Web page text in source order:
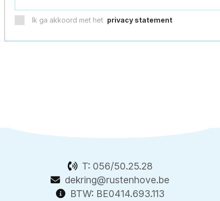
Ik ga akkoord met het privacy statement
T: 056/50.25.28
dekring@rustenhove.be
BTW: BE0414.693.113